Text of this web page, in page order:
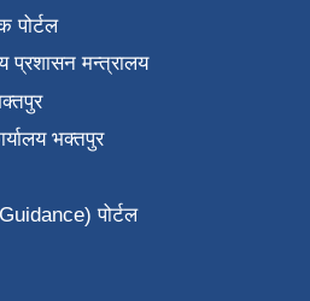
पोर्टल
प्रशासन मन्त्रालय
भक्तपुर
Guidance) पोर्टल